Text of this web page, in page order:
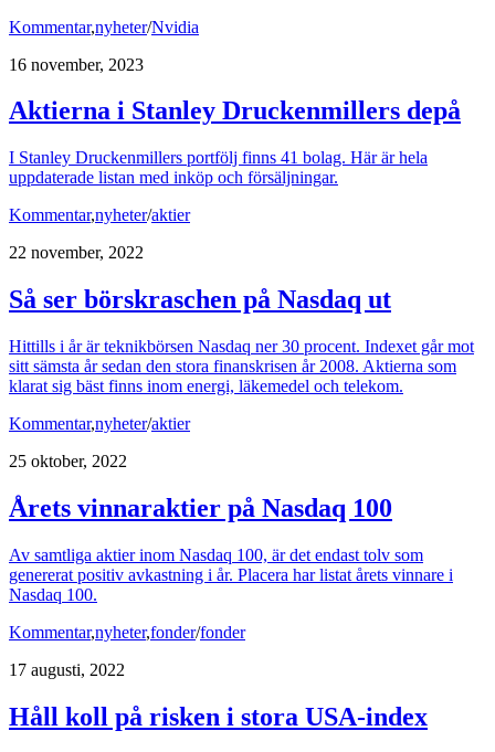
Kommentar,nyheter/Nvidia
16 november, 2023
Aktierna i Stanley Druckenmillers depå
I Stanley Druckenmillers portfölj finns 41 bolag. Här är hela
uppdaterade listan med inköp och försäljningar.
Kommentar,nyheter/aktier
22 november, 2022
Så ser börskraschen på Nasdaq ut
Hittills i år är teknikbörsen Nasdaq ner 30 procent. Indexet går mot
sitt sämsta år sedan den stora finanskrisen år 2008. Aktierna som
klarat sig bäst finns inom energi, läkemedel och telekom.
Kommentar,nyheter/aktier
25 oktober, 2022
Årets vinnaraktier på Nasdaq 100
Av samtliga aktier inom Nasdaq 100, är det endast tolv som
genererat positiv avkastning i år. Placera har listat årets vinnare i
Nasdaq 100.
Kommentar,nyheter,fonder/fonder
17 augusti, 2022
Håll koll på risken i stora USA-index